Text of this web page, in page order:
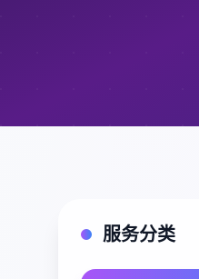
服务分类